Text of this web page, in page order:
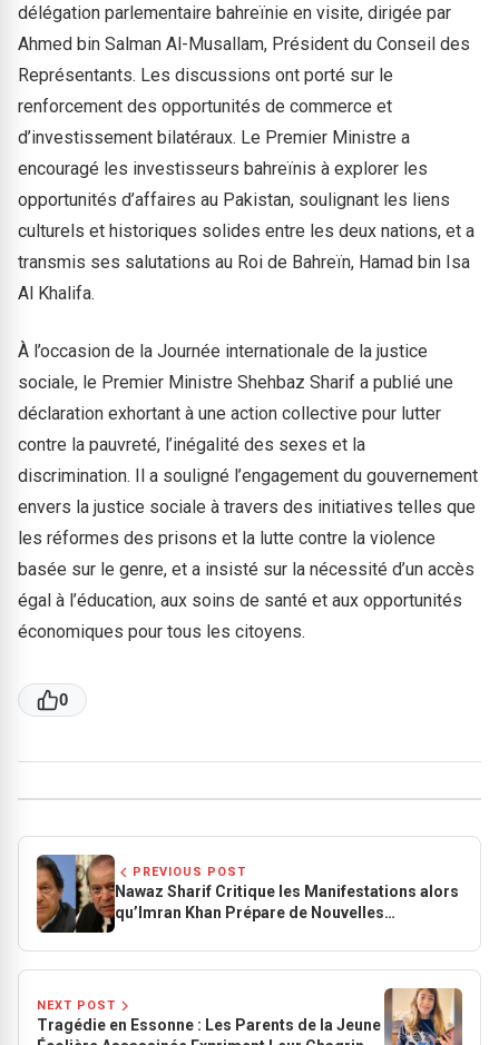
délégation parlementaire bahreïnie en visite, dirigée par
Ahmed bin Salman Al-Musallam, Président du Conseil des
Représentants. Les discussions ont porté sur le
renforcement des opportunités de commerce et
d’investissement bilatéraux. Le Premier Ministre a
encouragé les investisseurs bahreïnis à explorer les
opportunités d’affaires au Pakistan, soulignant les liens
culturels et historiques solides entre les deux nations, et a
transmis ses salutations au Roi de Bahreïn, Hamad bin Isa
Al Khalifa.
À l’occasion de la Journée internationale de la justice
sociale, le Premier Ministre Shehbaz Sharif a publié une
déclaration exhortant à une action collective pour lutter
contre la pauvreté, l’inégalité des sexes et la
discrimination. Il a souligné l’engagement du gouvernement
envers la justice sociale à travers des initiatives telles que
les réformes des prisons et la lutte contre la violence
basée sur le genre, et a insisté sur la nécessité d’un accès
égal à l’éducation, aux soins de santé et aux opportunités
économiques pour tous les citoyens.
0
PREVIOUS POST
Nawaz Sharif Critique les Manifestations alors
qu’Imran Khan Prépare de Nouvelles
NEXT POST
Tragédie en Essonne : Les Parents de la Jeune